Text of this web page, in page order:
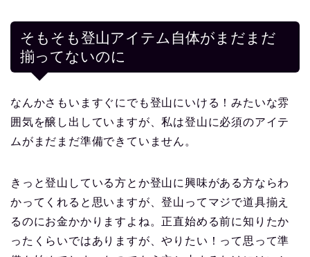
そもそも登山アイテム自体がまだまだ
揃ってないのに
なんかさもいますぐにでも登山にいける！みたいな雰
囲気を醸し出していますが、私は登山に必須のアイテ
ムがまだまだ準備できていません。
きっと登山している方とか登山に興味がある方ならわ
かってくれると思いますが、登山ってマジで道具揃え
るのにお金かかりますよね。正直始める前に知りたか
ったくらいではありますが、やりたい！って思って準